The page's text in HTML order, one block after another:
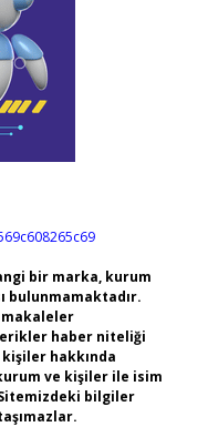
bir marka, kurum
bulunmamaktadır.
makaleler
haber niteliği
hakkında
ve kişiler ile isim
bilgiler